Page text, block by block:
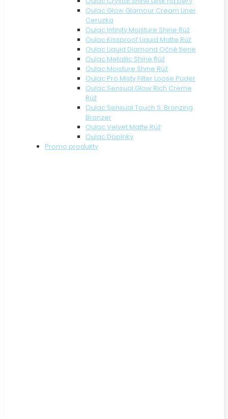
Oulac Glow Glamour Cream Liner
Ceruzka
Oulac Infinity Moisture Shine Rúž
Oulac Kissproof Liquid Matte Rúž
Oulac Liquid Diamond Očné tiene
Oulac Metallic Shine Rúž
Oulac Moisture Shine Rúž
Oulac Pro Misty Filter Loose Púder
Oulac Sensual Glow Rich Creme
Rúž
Oulac Sensual Touch S. Bronzing
Bronzer
Oulac Velvet Matte Rúž
Oulac Doplnky
Promo produkty